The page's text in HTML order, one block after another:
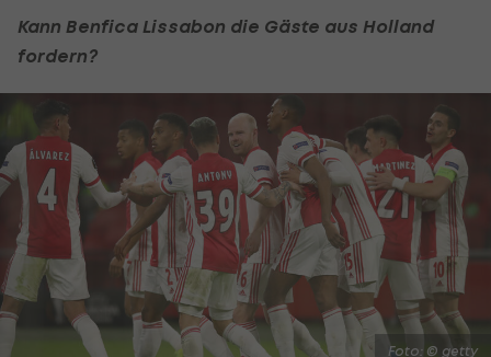
Kann Benfica Lissabon die Gäste aus Holland
fordern?
Foto: © getty